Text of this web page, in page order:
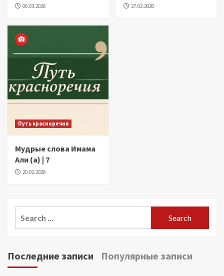
06.03.2026 27.02.2026
Путь красноречия
Мудрые слова Имама
Али (а) | 7
20.02.2026
Последние записи Популярные записи